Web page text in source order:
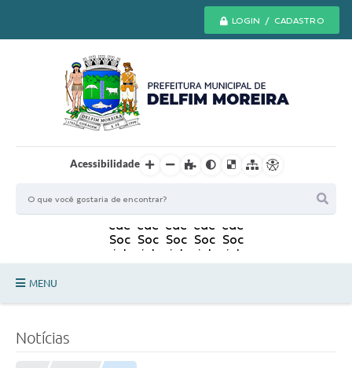
LOGIN / CADASTRO
Acessibilidade
MENU
Notícias